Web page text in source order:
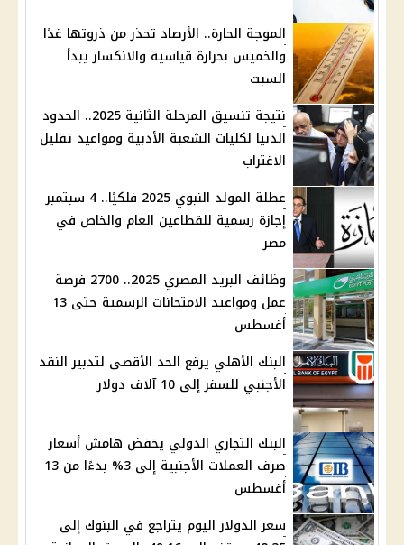
الموجة الحارة.. الأرصاد تحذر من ذروتها غدًا
والخميس بحرارة قياسية والانكسار يبدأ
السبت
نتيجة تنسيق المرحلة الثانية 2025.. الحدود
الدنيا لكليات الشعبة الأدبية ومواعيد تقليل
الاغتراب
عطلة المولد النبوي 2025 فلكيًا.. 4 سبتمبر
إجازة رسمية للقطاعين العام والخاص في
مصر
وظائف البريد المصري 2025.. 2700 فرصة
عمل ومواعيد الامتحانات الرسمية حتى 13
أغسطس
البنك الأهلي يرفع الحد الأقصى لتدبير النقد
الأجنبي للسفر إلى 10 آلاف دولار
البنك التجاري الدولي يخفض هامش أسعار
صرف العملات الأجنبية إلى 3% بدءًا من 13
أغسطس
سعر الدولار اليوم يتراجع في البنوك إلى